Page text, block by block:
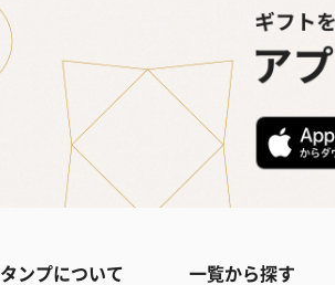
タンプについて 一覧から探す